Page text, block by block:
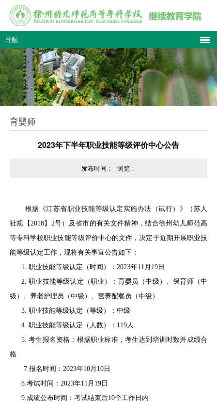
导航
育婴师
2023年下半年职业技能等级评价中心公告
发布时间： 浏览：
根据《江苏省职业技能等级认定实施办法（试行）》（苏人
社规【2018】2号）及省市的有关文件精神，结合徐州幼儿师范高
等专科学校职业技能等级评价中心的文件，决定于近期开展职业技
能等级认定工作，现将有关事宜公告如下：
1. 职业技能等级认定（时间）：2023年11 月 19 日
2. 职业技能等级认定（职业）：育婴员（中级）、保育师（中
级）、养老护理员（中级）、营养配餐员（中级）
3. 职业技能等级认定（等级）：中级
4. 职业技能等级认定（人数）： 119人
5. 考生报名资格：根据职业标准，考生达到培训时数并成绩合
格
7.报名时间：2023年10月 10日
8.考试时间：2023年11 月 19 日
9.成绩公布时间：考试结束后10个工作日内